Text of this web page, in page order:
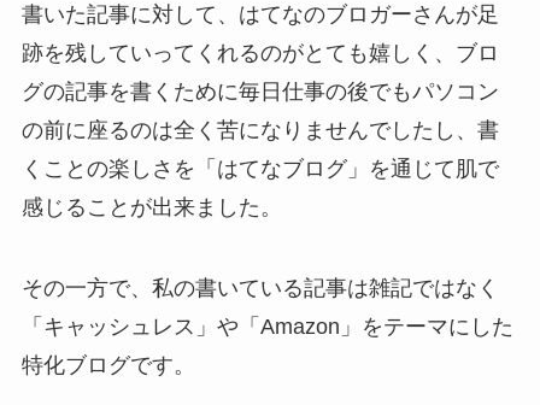
書いた記事に対して、はてなのブロガーさんが足
跡を残していってくれるのがとても嬉しく、ブロ
グの記事を書くために毎日仕事の後でもパソコン
の前に座るのは全く苦になりませんでしたし、書
くことの楽しさを「はてなブログ」を通じて肌で
感じることが出来ました。
その一方で、私の書いている記事は雑記ではなく
「キャッシュレス」や「Amazon」をテーマにした
特化ブログです。